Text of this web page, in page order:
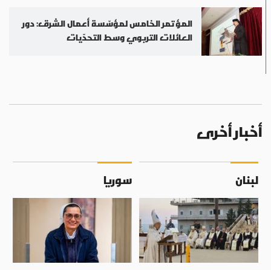
المؤتمر الخامس لمؤسّسة أعمال الشرق: دور
العائلات التربوي وسط التحدّيات
أخبار أخرى
لبنان سوريا